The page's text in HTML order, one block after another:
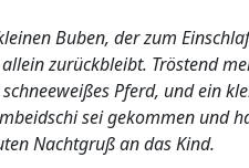
Buben, der zum
zurückbleibt. Tröstend
Pferd, und ein
sei gekommen
Nachtgruß an das Kind.